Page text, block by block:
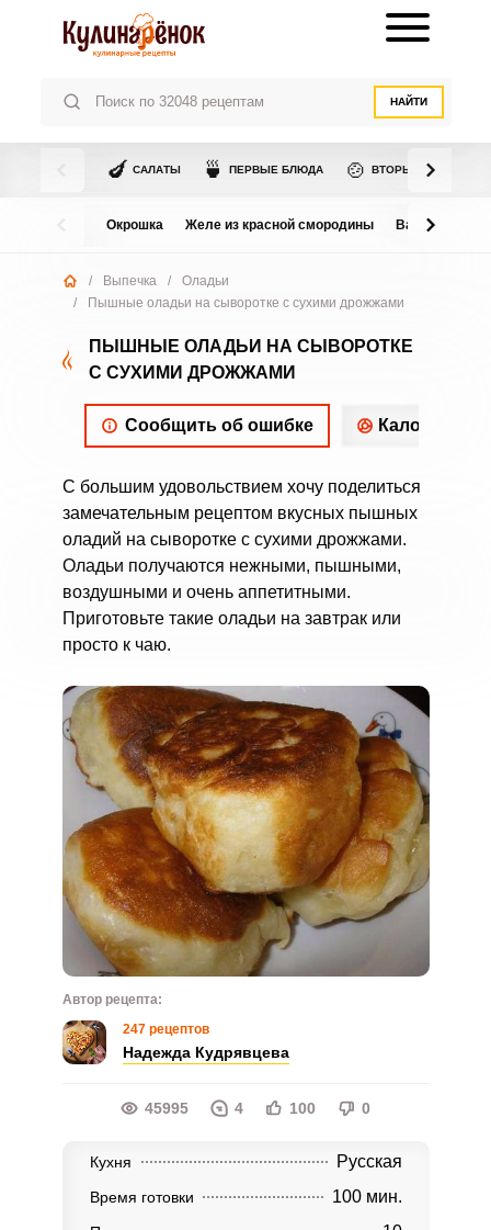
НАЙТИ
🍆 САЛАТЫ 🍵 ПЕРВЫЕ БЛЮДА 🍲 ВТОРЫЕ БЛЮДА
Окрошка Желе из красной смородины Варенье из
/ Выпечка /
Оладьи
/
Пышные оладьи на сыворотке с сухими дрожжами
ПЫШНЫЕ ОЛАДЬИ НА СЫВОРОТКЕ
С СУХИМИ ДРОЖЖАМИ
Сообщить об ошибке
С большим удовольствием хочу поделиться
замечательным рецептом вкусных пышных
оладий на сыворотке с сухими дрожжами.
Оладьи получаются нежными, пышными,
воздушными и очень аппетитными.
Приготовьте такие оладьи на завтрак или
просто к чаю.
Автор рецепта:
247 рецептов
Надежда Кудрявцева
45995 4 100 0
Кухня Русская
Время готовки 100 мин.